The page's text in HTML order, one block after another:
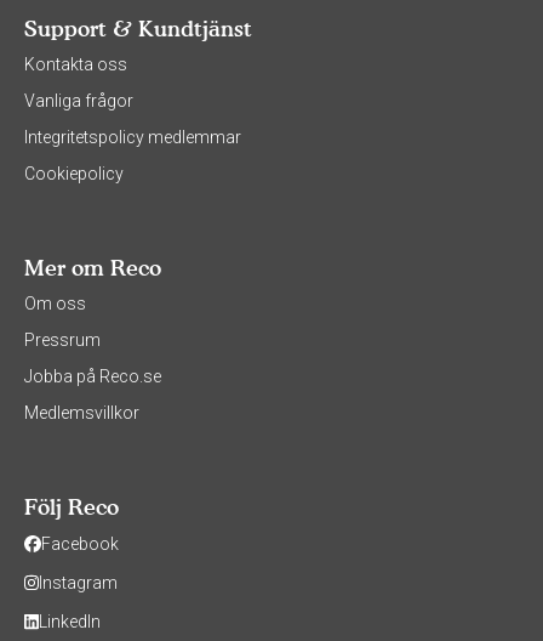
Support & Kundtjänst
Kontakta oss
Vanliga frågor
Integritetspolicy medlemmar
Cookiepolicy
Mer om Reco
Om oss
Pressrum
Jobba på Reco.se
Medlemsvillkor
Följ Reco
Facebook
Instagram
LinkedIn